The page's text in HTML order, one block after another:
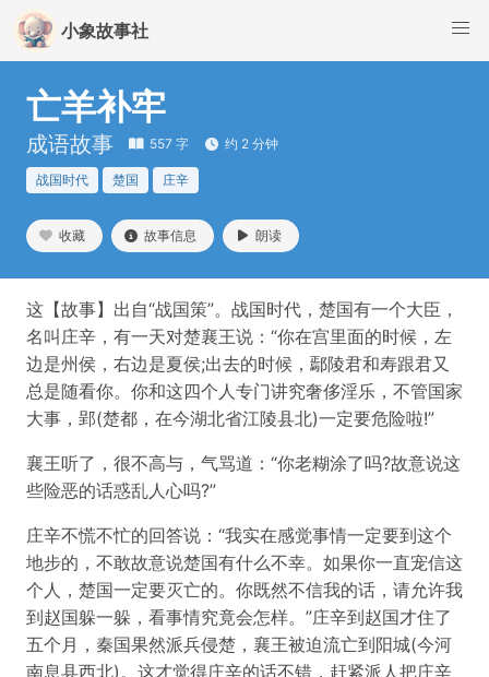
小象故事社
亡羊补牢
成语故事 557 字 约 2 分钟
战国时代 楚国 庄辛
收藏 故事信息 朗读
这【故事】出自“战国策”。战国时代，楚国有一个大臣，
名叫庄辛，有一天对楚襄王说：“你在宫里面的时候，左
边是州侯，右边是夏侯;出去的时候，鄢陵君和寿跟君又
总是随看你。你和这四个人专门讲究奢侈淫乐，不管国家
大事，郢(楚都，在今湖北省江陵县北)一定要危险啦!”
襄王听了，很不高与，气骂道：“你老糊涂了吗?故意说这
些险恶的话惑乱人心吗?”
庄辛不慌不忙的回答说：“我实在感觉事情一定要到这个
地步的，不敢故意说楚国有什么不幸。如果你一直宠信这
个人，楚国一定要灭亡的。你既然不信我的话，请允许我
到赵国躲一躲，看事情究竟会怎样。”庄辛到赵国才住了
五个月，秦国果然派兵侵楚，襄王被迫流亡到阳城(今河
南息县西北)。这才觉得庄辛的话不错，赶紧派人把庄辛